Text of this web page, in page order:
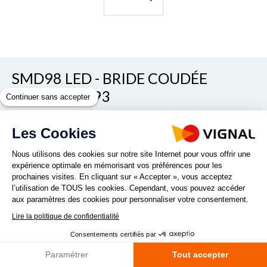
SMD98 LED - BRIDE COUDÉE
SMD98/FPL93
REF. 001716
Quantité :
DEMANDE DE PRODUITS
Continuer sans accepter
Les Cookies
Nous utilisons des cookies sur notre site Internet pour vous offrir une
expérience optimale en mémorisant vos préférences pour les
prochaines visites. En cliquant sur « Accepter », vous acceptez
l’utilisation de TOUS les cookies. Cependant, vous pouvez accéder
aux paramètres des cookies pour personnaliser votre consentement.
Lire la politique de confidentialité
Consentements certifiés par
Paramétrer Tout accepter